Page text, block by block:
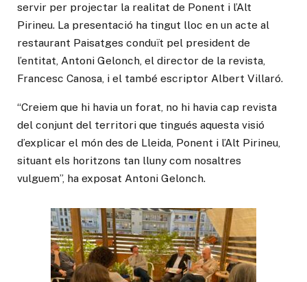
servir per projectar la realitat de Ponent i l’Alt
Pirineu. La presentació ha tingut lloc en un acte al
restaurant Paisatges conduït pel president de
l’entitat, Antoni Gelonch, el director de la revista,
Francesc Canosa, i el també escriptor Albert Villaró.
“Creiem que hi havia un forat, no hi havia cap revista
del conjunt del territori que tingués aquesta visió
d’explicar el món des de Lleida, Ponent i l’Alt Pirineu,
situant els horitzons tan lluny com nosaltres
vulguem”, ha exposat Antoni Gelonch.